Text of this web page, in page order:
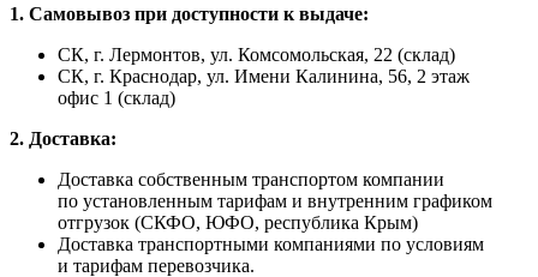
1. Самовывоз при доступности к выдаче:
СК, г. Лермонтов, ул. Комсомольская, 22 (склад)
СК, г. Краснодар, ул. Имени Калинина, 56, 2 этаж
офис 1 (склад)
2. Доставка:
Доставка собственным транспортом компании
по установленным тарифам и внутренним графиком
отгрузок (СКФО, ЮФО, республика Крым)
Доставка транспортными компаниями по условиям
и тарифам перевозчика.